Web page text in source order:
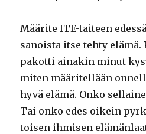
Määrite ITE-taiteen
sanoista itse tehty
pakotti ainakin minut
miten määritellään
hyvä elämä. Onko
Tai onko edes oikein
toisen ihmisen